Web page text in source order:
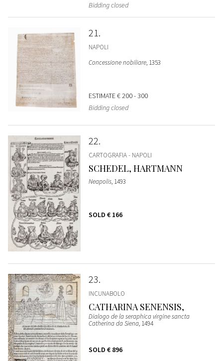
Bidding closed
21
NAPOLI
Concessione nobiliare, 1353
ESTIMATE€ 200 - 300
Bidding closed
22
CARTOGRAFIA - NAPOLI
SCHEDEL, HARTMANN
Neapolis, 1493
SOLD € 166
23
INCUNABOLO
CATHARINA SENENSIS,
Dialogo de la seraphica virgine sancta
Catherina da Siena, 1494
SOLD € 896